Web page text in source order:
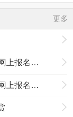
更多
绵阳师范学院2014年硕士研究生招生网上报名公告
绵阳师范学院2013年硕士研究生招生网上报名公告